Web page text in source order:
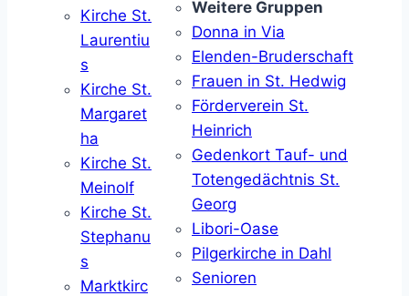
Kirche St.
Laurentiu
s
Kirche St.
Margaret
ha
Kirche St.
Meinolf
Kirche St.
Stephanu
s
Marktkirc
Weitere Gruppen
Donna in Via
Elenden-Bruderschaft
Frauen in St. Hedwig
Förderverein St.
Heinrich
Gedenkort Tauf- und
Totengedächtnis St.
Georg
Libori-Oase
Pilgerkirche in Dahl
Senioren